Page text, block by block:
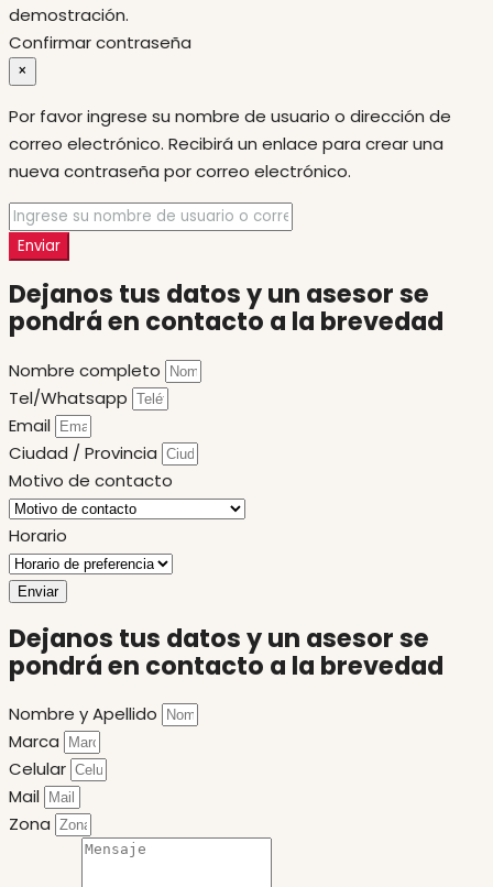
demostración.
Confirmar contraseña
×
Por favor ingrese su nombre de usuario o dirección de
correo electrónico. Recibirá un enlace para crear una
nueva contraseña por correo electrónico.
Enviar
Dejanos tus datos y un asesor se
pondrá en contacto a la brevedad
Nombre completo
Tel/Whatsapp
Email
Ciudad / Provincia
Motivo de contacto
Horario
Enviar
Dejanos tus datos y un asesor se
pondrá en contacto a la brevedad
Nombre y Apellido
Marca
Celular
Mail
Zona